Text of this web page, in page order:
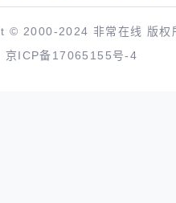
© 2000-2024 非常在线 版权
京ICP备17065155号-4